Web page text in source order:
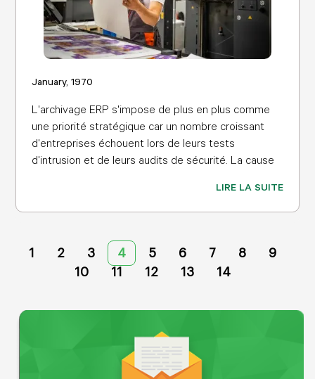
January, 1970
L'archivage ERP s'impose de plus en plus comme
une priorité stratégique car un nombre croissant
d'entreprises échouent lors de leurs tests
d'intrusion et de leurs audits de sécurité. La cause
LIRE LA SUITE
1 2 3 4 5 6 7 8
9
10
11 12 13 14